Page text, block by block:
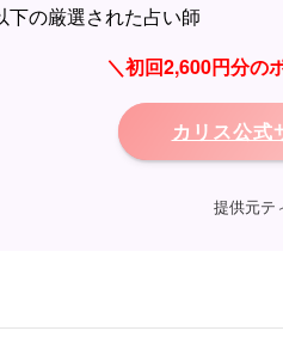
下の厳選された占い師
＼初回2,600円分の
カリス公式
提供元テ